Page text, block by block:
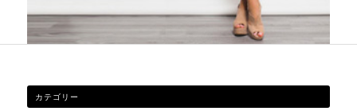
カテゴリー